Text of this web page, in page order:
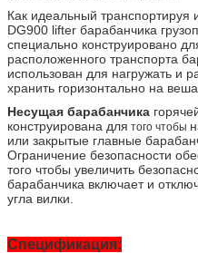
Как идеальный
DG900 lifter барабанчика
специально конструировано
расположенного транспорта
использован для нагружать и
хранить горизонтально на
Несущая барабанчика
конструирована для того чтобы
или закрытые главные
Ограничение безопасности
того чтобы увеличить
барабанчика включает и
угла вилки.
Спецификация: